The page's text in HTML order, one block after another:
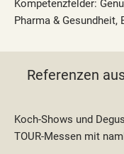
Kompetenzfelder:
Pharma & Gesundheit,
Referenzen
Koch-Shows und
TOUR-Messen mit